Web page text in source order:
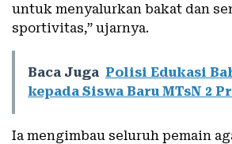
untuk menyalurkan bakat dan
sportivitas,” ujarnya.
Baca Juga Polisi Edukasi
kepada Siswa Baru MTsN 2
Ia mengimbau seluruh pemain